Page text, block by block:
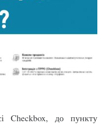
Checkbox, до пункту